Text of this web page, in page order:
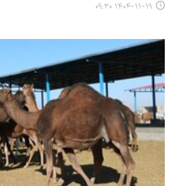
۱۴۰۴-۱۱-۱۹ ۰۹:۳۰